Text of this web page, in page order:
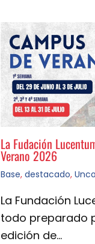
La Fudación
Verano 2026
Base, destacado,
La Fundación
todo preparado
edición de…